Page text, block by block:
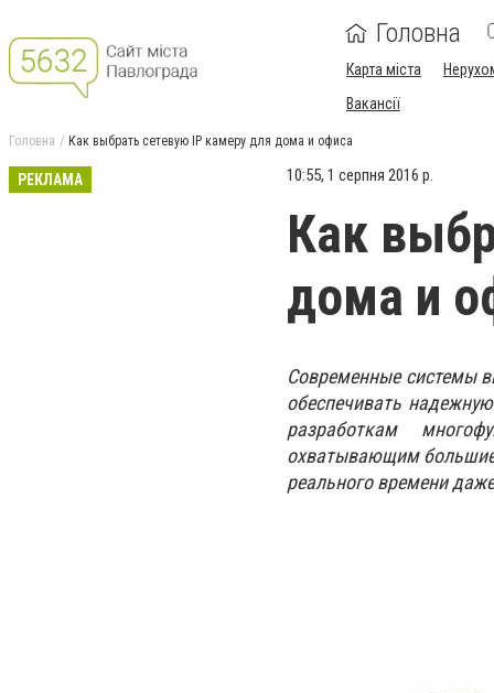
Головна
Карта міста
Вакансії
Головна Как выбрать сетевую IP камеру для дома и офиса
РЕКЛАМА 10:55, 1 серпня 2016 р.
Как
дома и
Современные системы
обеспечивать
разработкам
охватывающим
реального времени